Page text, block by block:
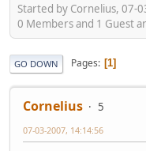
Started by Cornelius, 07-
0 Members and 1 Guest
GO DOWN Pages 1
Cornelius 5
07-03-2007, 14:14:56